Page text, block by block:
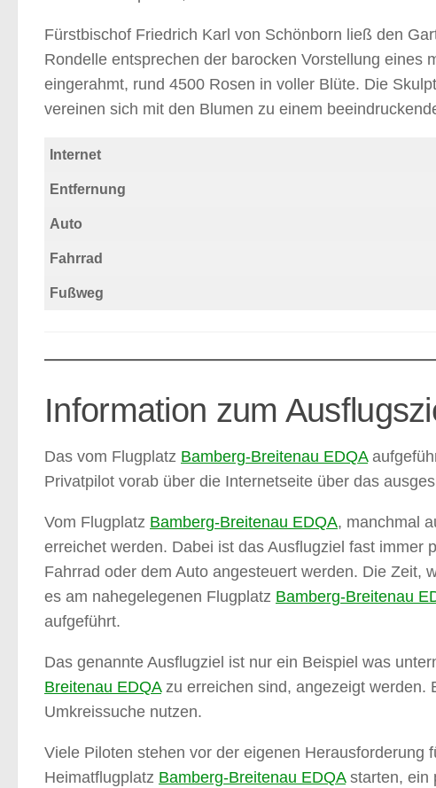
Fürstbischof Friedrich Karl von Schönborn ließ den
Rondelle entsprechen der barocken Vorstellung eines
eingerahmt, rund 4500 Rosen in voller Blüte. Die
vereinen sich mit den Blumen zu einem
Internet
Entfernung
Auto
Fahrrad
Fußweg
Information zum
Das vom Flugplatz Bamberg-Breitenau EDQA
Privatpilot vorab über die Internetseite über das
Vom Flugplatz Bamberg-Breitenau EDQA, manchmal
erreichet werden. Dabei ist das Ausflugziel fast immer
Fahrrad oder dem Auto angesteuert werden. Die Zeit,
es am nahegelegenen Flugplatz Bamberg-Breitenau
aufgeführt.
Das genannte Ausflugziel ist nur ein Beispiel was
Breitenau EDQAzu erreichen sind, angezeigt werden.
Umkreissuche nutzen.
Viele Piloten stehen vor der eigenen
Heimatflugplatz Bamberg-Breitenau EDQAstarten, ein